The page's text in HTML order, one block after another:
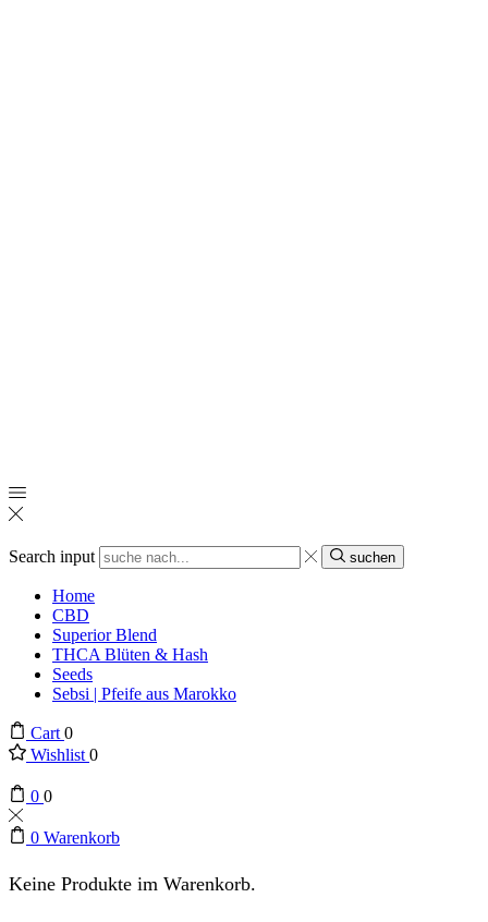
Search input suchen
Home
CBD
Superior Blend
THCA Blüten & Hash
Seeds
Sebsi | Pfeife aus Marokko
Cart 0
Wishlist 0
0 0
0 Warenkorb
Keine Produkte im Warenkorb.